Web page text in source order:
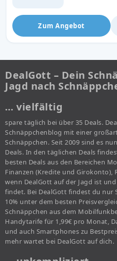
Zum Angebot
DealGott – Dein
Jagd nach
… vielfältig
spare täglich bei über 35 Deals.
Schnäppchenblog mit einer
Schnäppchen. Seit 2009 sind es
Deals. In den täglichen Deals
besten Deals aus den Bereichen
Finanzen (Kredite und Girokonto),
wenn DealGott auf der Jagd ist
findet. Bei DealGott findest du nur
10% unter dem besten
Schnäppchen aus dem
Handytarife für 1,99€ pro Monat,
und auch Smartphones zu
mehr wartet bei DealGott auf dich.